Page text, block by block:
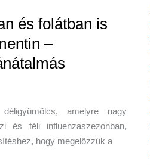
és folátban is
–
amelyre nagy
és téli influenzaszezonban,
hogy megelőzzük a